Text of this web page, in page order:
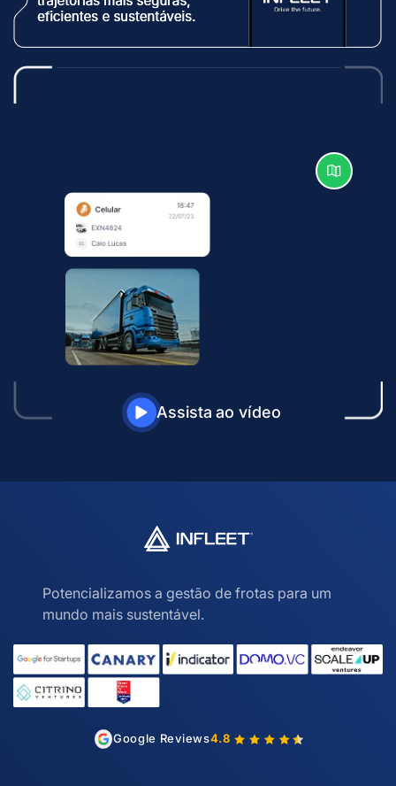
Assista ao vídeo
Potencializamos a gestão de frotas para um
mundo mais sustentável.
Google Reviews4.8